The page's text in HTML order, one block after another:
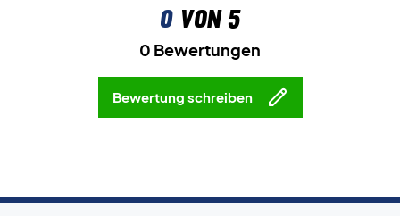
0von 5
0 Bewertungen
Bewertung schreiben